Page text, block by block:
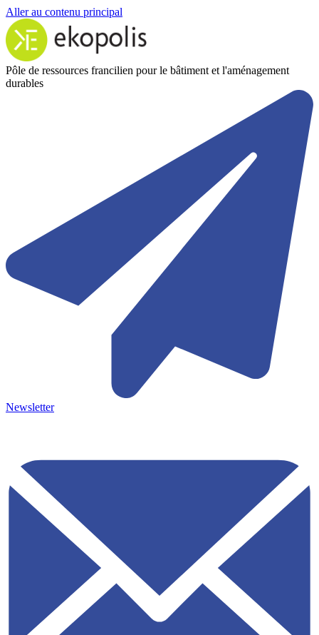
Aller au contenu principal
Pôle de ressources francilien pour le bâtiment et l'aménagement
durables
Newsletter